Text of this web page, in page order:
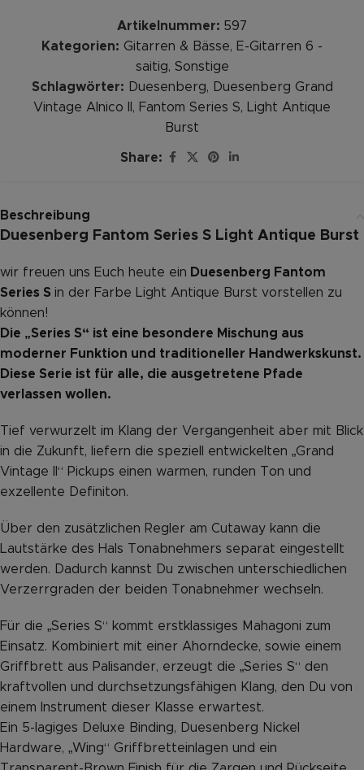
Artikelnummer: 597
Kategorien: Gitarren & Bässe, E-Gitarren 6 -
saitig, Sonstige
Schlagwörter: Duesenberg, Duesenberg Grand
Vintage Alnico II , Fantom Series S, Light Antique
Burst
Share:
Beschreibung
Duesenberg Fantom Series S Light Antique Burst
wir freuen uns Euch heute ein Duesenberg Fantom
Series S in der Farbe Light Antique Burst vorstellen zu
können!
Die „Series S“ ist eine besondere Mischung aus
moderner Funktion und traditioneller Handwerkskunst.
Diese Serie ist für alle, die ausgetretene Pfade
verlassen wollen.
Tief verwurzelt im Klang der Vergangenheit aber mit Blick
in die Zukunft, liefern die speziell entwickelten „Grand
Vintage II“ Pickups einen warmen, runden Ton und
exzellente Definiton.
Über den zusätzlichen Regler am Cutaway kann die
Lautstärke des Hals Tonabnehmers separat eingestellt
werden. Dadurch kannst Du zwischen unterschiedlichen
Verzerrgraden der beiden Tonabnehmer wechseln.
Für die „Series S“ kommt erstklassiges Mahagoni zum
Einsatz. Kombiniert mit einer Ahorndecke, sowie einem
Griffbrett aus Palisander, erzeugt die „Series S“ den
kraftvollen und durchsetzungsfähigen Klang, den Du von
einem Instrument dieser Klasse erwartest.
Ein 5-lagiges Deluxe Binding, Duesenberg Nickel
Hardware, „Wing“ Griffbretteinlagen und ein